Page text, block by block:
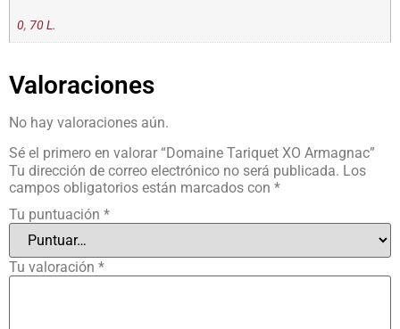
0, 70 L.
Valoraciones
No hay valoraciones aún.
Sé el primero en valorar “Domaine Tariquet XO Armagnac”
Tu dirección de correo electrónico no será publicada. Los
campos obligatorios están marcados con *
Tu puntuación *
Tu valoración *